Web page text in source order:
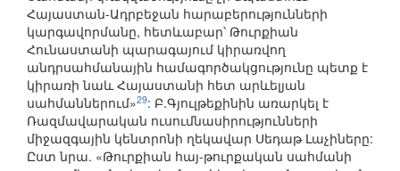
Հայաստան-Ադրբեջան հարաբերությունների
կարգավորմանը, հետևաբար՝ Թուրքիան
Հունաստանի պարագայում կիրառվող
անդրսահմանային համագործակցությունը պետք է
կիրառի նաև Հայաստանի հետ արևելյան
սահմաններում»29: Բ.Գյուլթեքինին առարկել է
Ռազմավարական ուսումնասիրությունների
միջազգային կենտրոնի ղեկավար Սեդաթ Լաչիները:
Ըստ նրա. «Թուրքիան հայ-թուրքական սահմանի